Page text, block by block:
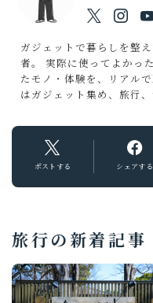
ガジェットで暮らしを整
者。 実際に使ってよかっ
たモノ・体験を、リアル
はガジェット集め、旅行
ポストする シェアする
旅行の新着記事